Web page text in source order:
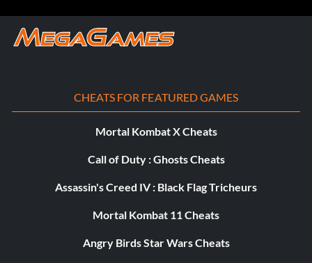
CHEATS FOR FEATURED GAMES
Mortal Kombat X Cheats
Call of Duty : Ghosts Cheats
Assassin's Creed IV : Black Flag Tricheurs
Mortal Kombat 11 Cheats
Angry Birds Star Wars Cheats